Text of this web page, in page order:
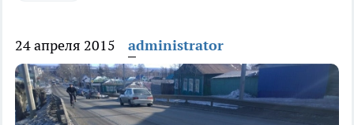
24 апреля 2015 administrator